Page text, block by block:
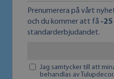
Prenumerera på vårt
och du kommer att få -25
standarderbjudandet.
Jag samtycker till att
behandlas av